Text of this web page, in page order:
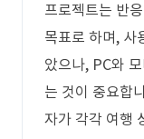
프로젝트는 반
목표로 하며, 사
았으나, PC와
는 것이 중요합
자가 각각 여행